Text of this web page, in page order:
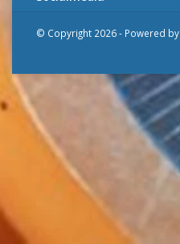
© Copyright 2026 - Powered by